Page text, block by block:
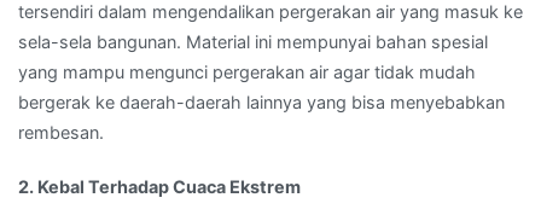
tersendiri dalam mengendalikan pergerakan air yang masuk ke
sela-sela bangunan. Material ini mempunyai bahan spesial
yang mampu mengunci pergerakan air agar tidak mudah
bergerak ke daerah-daerah lainnya yang bisa menyebabkan
rembesan.
2. Kebal Terhadap Cuaca Ekstrem